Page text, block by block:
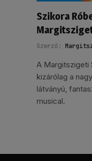
Szikora
Szerző:
A Margitszigeti
kizárólag a
látványú,
musical.